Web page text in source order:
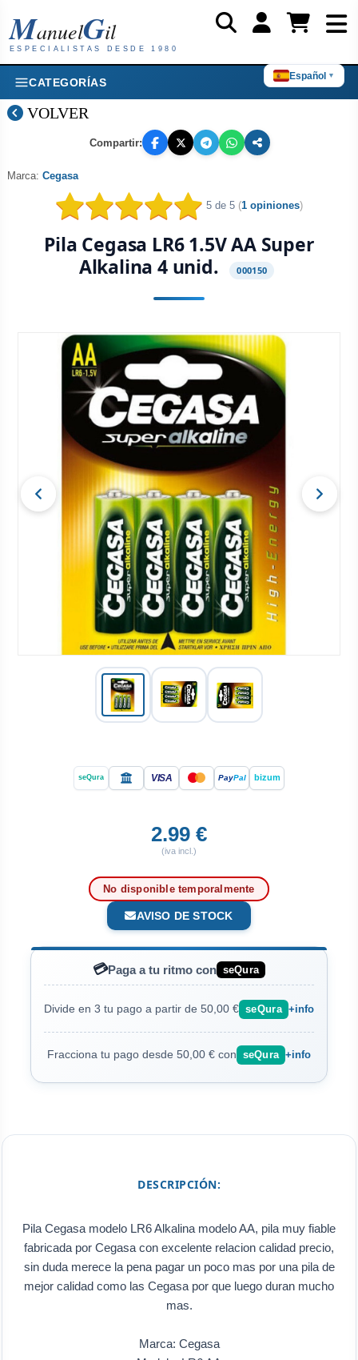
Español ▼
ManuelGil
ESPECIALISTAS DESDE 1980
CATEGORÍAS
VOLVER
Compartir:
seQura VISA PayPal bizum
2.99 €
(iva incl.)
No disponible temporalmente
AVISO DE STOCK
💳Paga a tu ritmo con seQura
Divide en 3 tu pago a partir de 50,00 € seQura +info
Fracciona tu pago desde 50,00 € con seQura +info
5 de 5 (1 opiniones)
Pila Cegasa LR6 1.5V AA Super
Alkalina 4 unid.
000150
Marca: Cegasa
DESCRIPCIÓN:
Pila Cegasa modelo LR6 Alkalina modelo AA, pila muy fiable
fabricada por Cegasa con excelente relacion calidad precio,
sin duda merece la pena pagar un poco mas por una pila de
mejor calidad como las Cegasa por que luego duran mucho
mas.
Marca: Cegasa